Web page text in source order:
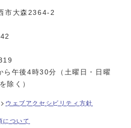
大森2364‐2
ら午後4時30分（土曜日・日曜
除く）
ウェブアクセシビリティ方針
について